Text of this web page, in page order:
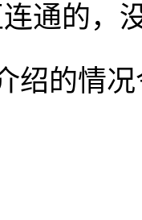
通的，
绍的情